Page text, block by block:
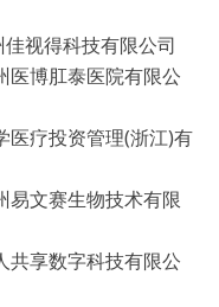
得科技有限公司
肛泰医院有限公
投资管理(浙江)有
赛生物技术有限
数字科技有限公